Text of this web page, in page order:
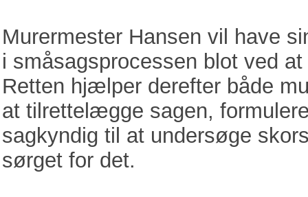
Murermester Hansen vil have
i småsagsprocessen blot ved
Retten hjælper derefter både
at tilrettelægge sagen,
sagkyndig til at undersøge
sørget for det.